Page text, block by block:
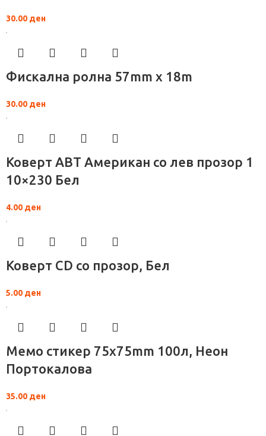
30.00 ден
Фискална ролна 57mm x 18m
30.00 ден
Коверт АВТ Американ со лев прозор 1
10×230 Бел
4.00 ден
Коверт CD со прозор, Бел
5.00 ден
Мемо стикер 75x75mm 100л, Неон
Портокалова
35.00 ден